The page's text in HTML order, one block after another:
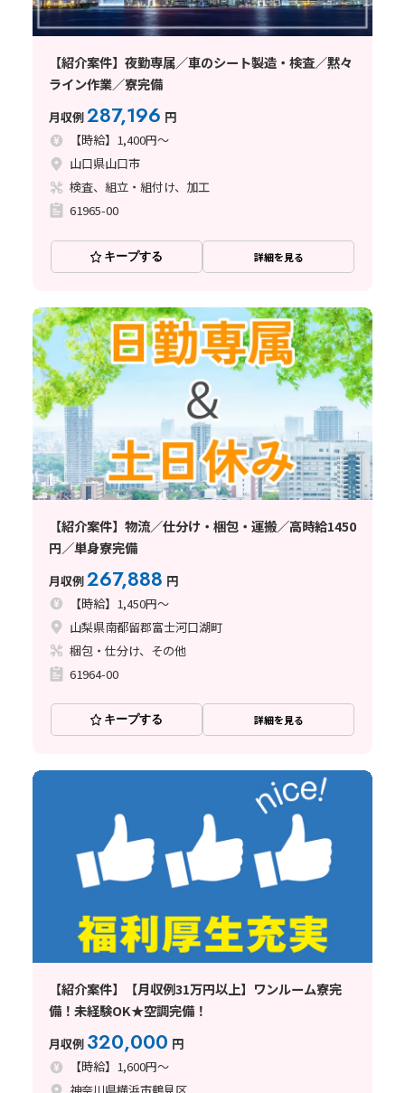
【紹介案件】夜勤専属／車のシート製造・検査／黙々
ライン作業／寮完備
月収例287,196 円
【時給】1,400円～
山口県山口市
検査、組立・組付け、加工
61965-00
キープする 詳細を見る
【紹介案件】物流／仕分け・梱包・運搬／高時給1450
円／単身寮完備
月収例267,888 円
【時給】1,450円～
山梨県南都留郡富士河口湖町
梱包・仕分け、その他
61964-00
キープする 詳細を見る
【紹介案件】【月収例31万円以上】ワンルーム寮完
備！未経験OK★空調完備！
月収例 320,000 円
【時給】1,600円～